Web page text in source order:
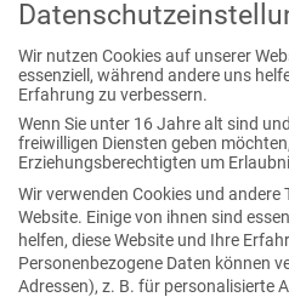
Impressum
SERVICE
Messen
FAQs – Häufige Fragen
Montage Anleitungen
Wir nutzen Cookies auf unserer
essenziell, während andere uns
Erfahrung zu verbessern.
Wenn Sie unter 16 Jahre alt sind
freiwilligen Diensten geben
Erziehungsberechtigten um
Wir verwenden Cookies und andere
Website. Einige von ihnen sind
helfen, diese Website und Ihre
Personenbezogene Daten können
Adressen), z. B. für personalisierte